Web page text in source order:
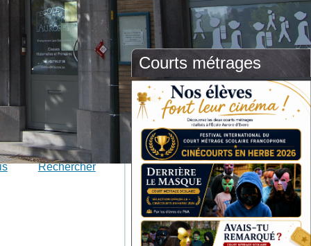
Rechercher
Courts métrages